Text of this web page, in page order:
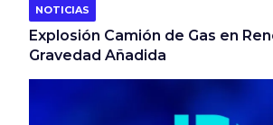
NOTICIAS
Explosión Camión de Gas en
Gravedad Añadida